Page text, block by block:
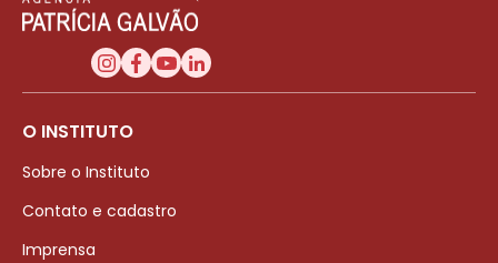
O INSTITUTO
Sobre o Instituto
Contato e cadastro
Imprensa